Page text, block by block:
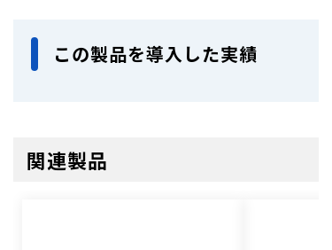
この製品を導入した実績
関連製品